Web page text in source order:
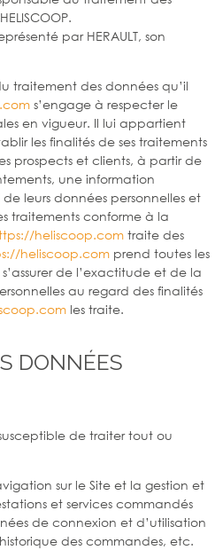
par HERAULT, son
traitement des données qu’il
s’engage à respecter le
en vigueur. Il lui appartient
les finalités de ses traitements
prospects et clients, à partir de
une information
leurs données personnelles et
traitements conforme à la
heliscoop.com traite des
heliscoop.com prend toutes les
de l’exactitude et de la
au regard des finalités
les traite.
DONNÉES
de traiter tout ou
sur le Site et la gestion et
et services commandés
de connexion et d’utilisation
des commandes, etc.